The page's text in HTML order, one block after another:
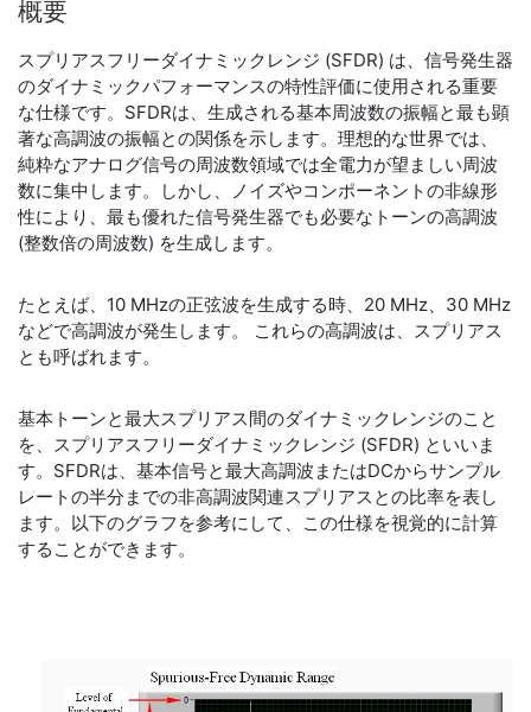
概要
スプリアスフリーダイナミックレンジ (SFDR) は、信号発生器
のダイナミックパフォーマンスの特性評価に使用される重要
な仕様です。SFDRは、生成される基本周波数の振幅と最も顕
著な高調波の振幅との関係を示します。理想的な世界では、
純粋なアナログ信号の周波数領域では全電力が望ましい周波
数に集中します。しかし、ノイズやコンポーネントの非線形
性により、最も優れた信号発生器でも必要なトーンの高調波
(整数倍の周波数) を生成します。
たとえば、10 MHzの正弦波を生成する時、20 MHz、30 MHz
などで高調波が発生します。 これらの高調波は、スプリアス
とも呼ばれます。
基本トーンと最大スプリアス間のダイナミックレンジのこと
を、スプリアスフリーダイナミックレンジ (SFDR) といいま
す。SFDRは、基本信号と最大高調波またはDCからサンプル
レートの半分までの非高調波関連スプリアスとの比率を表し
ます。以下のグラフを参考にして、この仕様を視覚的に計算
することができます。